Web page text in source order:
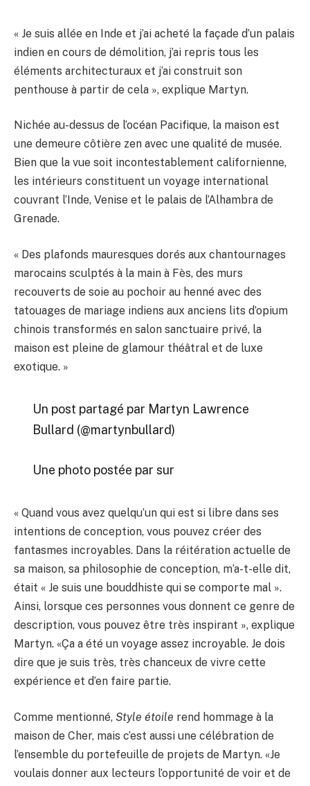
« Je suis allée en Inde et j’ai acheté la façade d’un palais
indien en cours de démolition, j’ai repris tous les
éléments architecturaux et j’ai construit son
penthouse à partir de cela », explique Martyn.
Nichée au-dessus de l’océan Pacifique, la maison est
une demeure côtière zen avec une qualité de musée.
Bien que la vue soit incontestablement californienne,
les intérieurs constituent un voyage international
couvrant l’Inde, Venise et le palais de l’Alhambra de
Grenade.
« Des plafonds mauresques dorés aux chantournages
marocains sculptés à la main à Fès, des murs
recouverts de soie au pochoir au henné avec des
tatouages ​​de mariage indiens aux anciens lits d’opium
chinois transformés en salon sanctuaire privé, la
maison est pleine de glamour théâtral et de luxe
exotique. »
Un post partagé par Martyn Lawrence
Bullard (@martynbullard)
Une photo postée par sur
« Quand vous avez quelqu’un qui est si libre dans ses
intentions de conception, vous pouvez créer des
fantasmes incroyables. Dans la réitération actuelle de
sa maison, sa philosophie de conception, m’a-t-elle dit,
était « Je suis une bouddhiste qui se comporte mal ».
Ainsi, lorsque ces personnes vous donnent ce genre de
description, vous pouvez être très inspirant », explique
Martyn. «Ça a été un voyage assez incroyable. Je dois
dire que je suis très, très chanceux de vivre cette
expérience et d’en faire partie.
Comme mentionné, Style étoile rend hommage à la
maison de Cher, mais c’est aussi une célébration de
l’ensemble du portefeuille de projets de Martyn. «Je
voulais donner aux lecteurs l’opportunité de voir et de